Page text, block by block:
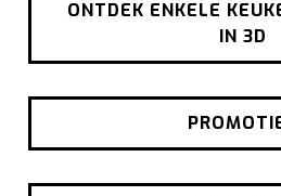
ONTDEK ENKELE
IN 3D